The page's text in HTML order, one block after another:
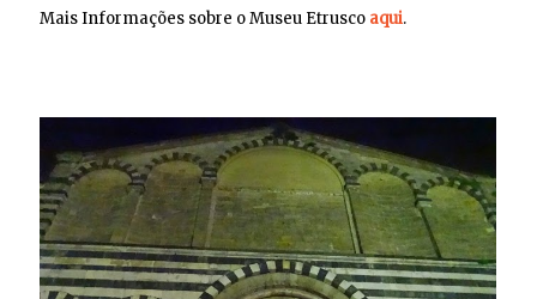
Mais Informações sobre o Museu Etrusco aqui.